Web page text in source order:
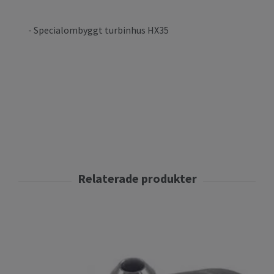
- Specialombyggt turbinhus HX35